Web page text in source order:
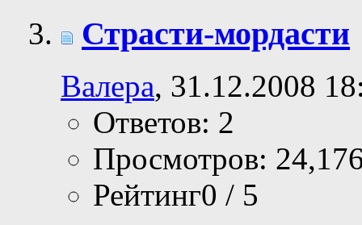
Страсти-мордасти
Валера, 31.12.2008
Ответов: 2
Просмотров:
Рейтинг0 / 5